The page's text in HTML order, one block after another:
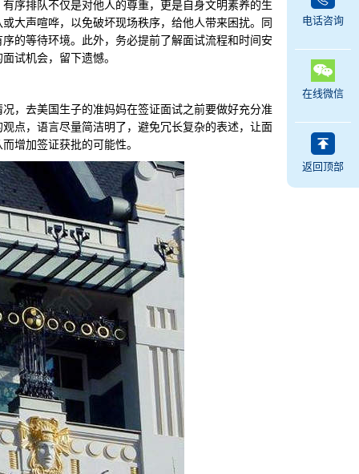
排队不仅是对他人的尊重，更是自身文明素养的生
大声喧哗，以免破坏现场秩序，给他人带来困扰。同
的等待环境。此外，务必提前了解面试流程和时间安
试机会，留下遗憾。
去美国生子的准妈妈在签证面试之前要做好充分准
点，语言尽量简洁明了，避免冗长复杂的表述，让面
增加签证获批的可能性。
电话咨询
在线微信
返回顶部